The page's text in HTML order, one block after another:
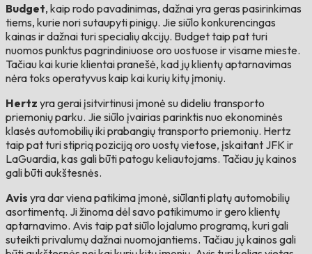
Budget, kaip rodo pavadinimas, dažnai yra geras pasirinkimas
tiems, kurie nori sutaupyti pinigų. Jie siūlo konkurencingas
kainas ir dažnai turi specialių akcijų. Budget taip pat turi
nuomos punktus pagrindiniuose oro uostuose ir visame mieste.
Tačiau kai kurie klientai pranešė, kad jų klientų aptarnavimas
nėra toks operatyvus kaip kai kurių kitų įmonių.
Hertz yra gerai įsitvirtinusi įmonė su dideliu transporto
priemonių parku. Jie siūlo įvairias parinktis nuo ekonominės
klasės automobilių iki prabangių transporto priemonių. Hertz
taip pat turi stiprią poziciją oro uostų vietose, įskaitant JFK ir
LaGuardia, kas gali būti patogu keliautojams. Tačiau jų kainos
gali būti aukštesnės.
Avis yra dar viena patikima įmonė, siūlanti platų automobilių
asortimentą. Ji žinoma dėl savo patikimumo ir gero klientų
aptarnavimo. Avis taip pat siūlo lojalumo programą, kuri gali
suteikti privalumų dažnai nuomojantiems. Tačiau jų kainos gali